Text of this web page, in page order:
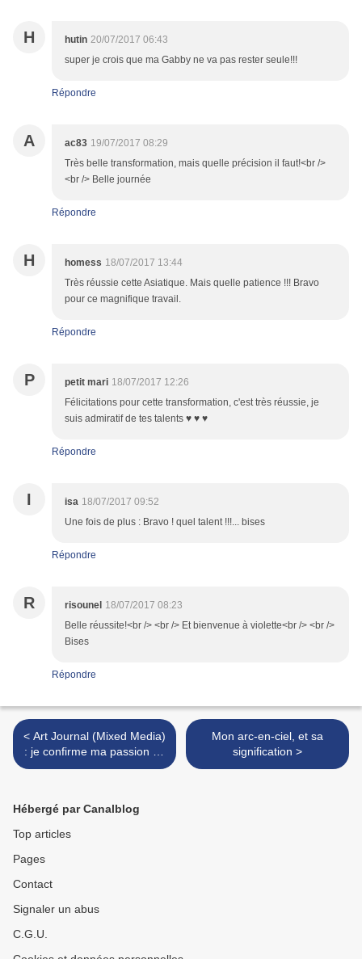
H hutin 20/07/2017 06:43
super je crois que ma Gabby ne va pas rester seule!!!
Répondre
A ac83 19/07/2017 08:29
Très belle transformation, mais quelle précision il faut!<br />
<br /> Belle journée
Répondre
H homess 18/07/2017 13:44
Très réussie cette Asiatique. Mais quelle patience !!! Bravo
pour ce magnifique travail.
Répondre
P petit mari 18/07/2017 12:26
Félicitations pour cette transformation, c'est très réussie, je
suis admiratif de tes talents ♥ ♥ ♥
Répondre
I isa 18/07/2017 09:52
Une fois de plus : Bravo ! quel talent !!!... bises
Répondre
R risounel 18/07/2017 08:23
Belle réussite!<br /> <br /> Et bienvenue à violette<br /> <br />
Bises
Répondre
< Art Journal (Mixed Media)
: je confirme ma passion de
collector !
Mon arc-en-ciel, et sa
signification >
Hébergé par Canalblog
Top articles
Pages
Contact
Signaler un abus
C.G.U.